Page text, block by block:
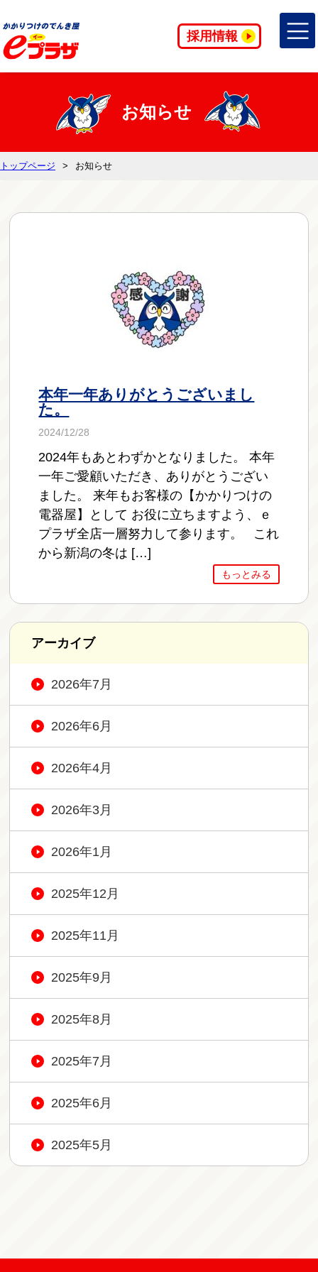
採用情報
お知らせ
トップページ お知らせ
本年一年ありがとうございまし
た。
2024/12/28
2024年もあとわずかとなりました。 本年
一年ご愛顧いただき、ありがとうござい
ました。 来年もお客様の【かかりつけの
電器屋】として お役に立ちますよう、ｅ
プラザ全店一層努力して参ります。 これ
から新潟の冬は […]
もっとみる
アーカイブ
2026年7月
2026年6月
2026年4月
2026年3月
2026年1月
2025年12月
2025年11月
2025年9月
2025年8月
2025年7月
2025年6月
2025年5月